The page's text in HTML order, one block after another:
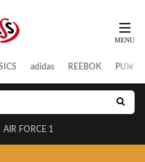
adidas REEBOK PUMA
AIR FORCE 1